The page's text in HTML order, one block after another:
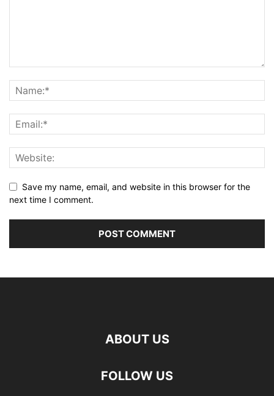
Save my name, email, and website in this browser for the
next time I comment.
ABOUT US
FOLLOW US